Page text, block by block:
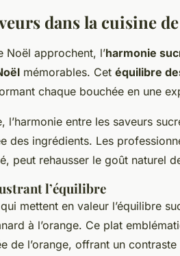
dans la cuisine
Noël approchent, l’harmonie
mémorables. Cet équilibre
chaque bouchée en une
l’harmonie entre les saveurs
des ingrédients. Les
peut rehausser le goût naturel
l’équilibre
mettent en valeur l’équilibre
à l’orange. Ce plat
de l’orange, offrant un